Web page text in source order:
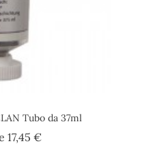
Tubo da 37ml
17,45 €Prezzo